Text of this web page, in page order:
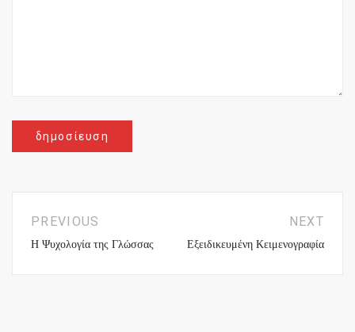
PREVIOUS
Η Ψυχολογία της Γλώσσας
NEXT
Εξειδικευμένη Κειμενογραφία